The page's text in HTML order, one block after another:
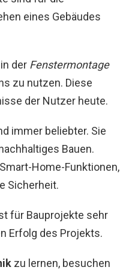
eines Gebäudes
der Fenstermontage
zu nutzen. Diese
der Nutzer heute.
immer beliebter. Sie
Bauen.
Home-Funktionen,
Sicherheit.
für Bauprojekte sehr
Erfolg des Projekts.
zu lernen, besuchen